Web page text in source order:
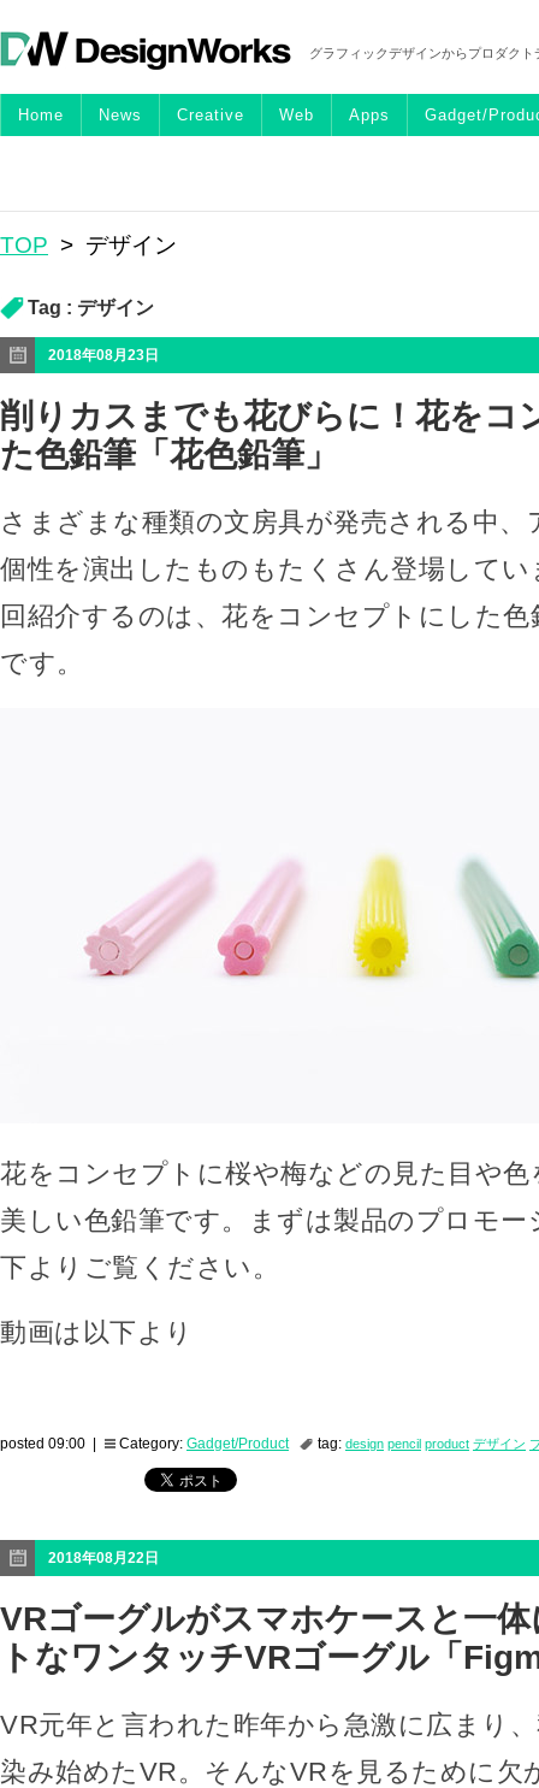
グラフィックデザインからプロダク
Home News Creative Web Apps Gadget/
TOP > デザイン
Tag : デザイン
2018年08月23日
削りカスまでも花びらに！花をコ
た色鉛筆「花色鉛筆」
さまざまな種類の文房具が発売される中
個性を演出したものもたくさん登場して
回紹介するのは、花をコンセプトにした色
です。
花をコンセプトに桜や梅などの見た目や
美しい色鉛筆です。まずは製品のプロモ
下よりご覧ください。
動画は以下より
posted 09:00 | Category: Gadget/Product tag: design pencil product デザイン
2018年08月22日
VRゴーグルがスマホケースと一
トなワンタッチVRゴーグル「
VR元年と言われた昨年から急激に広まり
染み始めたVR。そんなVRを見るために欠